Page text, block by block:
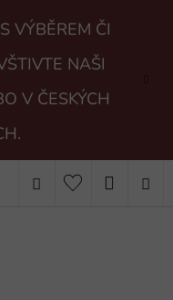
VÝBĚREM ČI
NAŠI
V ČESKÝCH
Hledat